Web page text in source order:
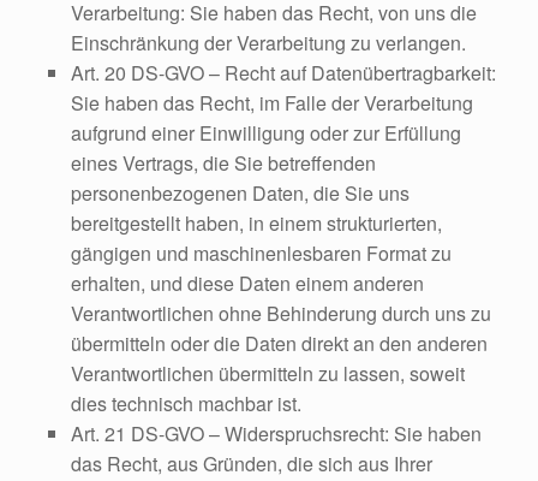
Verarbeitung: Sie haben das Recht, von uns die
Einschränkung der Verarbeitung zu verlangen.
Art. 20 DS-GVO – Recht auf Datenübertragbarkeit:
Sie haben das Recht, im Falle der Verarbeitung
aufgrund einer Einwilligung oder zur Erfüllung
eines Vertrags, die Sie betreffenden
personenbezogenen Daten, die Sie uns
bereitgestellt haben, in einem strukturierten,
gängigen und maschinenlesbaren Format zu
erhalten, und diese Daten einem anderen
Verantwortlichen ohne Behinderung durch uns zu
übermitteln oder die Daten direkt an den anderen
Verantwortlichen übermitteln zu lassen, soweit
dies technisch machbar ist.
Art. 21 DS-GVO – Widerspruchsrecht: Sie haben
das Recht, aus Gründen, die sich aus Ihrer